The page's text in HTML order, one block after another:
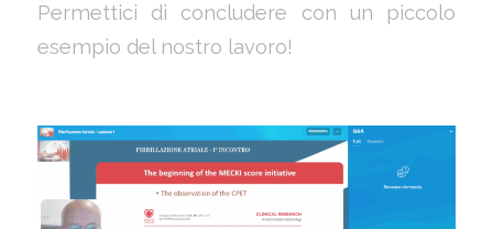
Permettici di concludere con un piccolo
esempio del nostro lavoro!